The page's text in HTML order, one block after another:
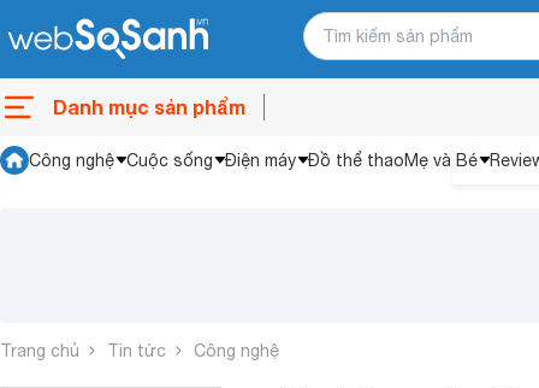
Danh mục sản phẩm
Công nghệ Cuộc sống Điện máy Đồ thể thaoMẹ và Bé
Trang chủ Tin tức Công nghệ